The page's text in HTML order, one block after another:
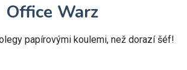
Office Warz
papírovými koulemi, než dorazí šéf!